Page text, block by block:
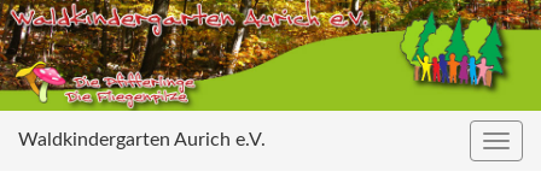
Waldkindergarten Aurich e.V.